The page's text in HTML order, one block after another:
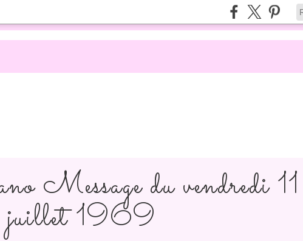
Message du vendredi 11
juillet 1969